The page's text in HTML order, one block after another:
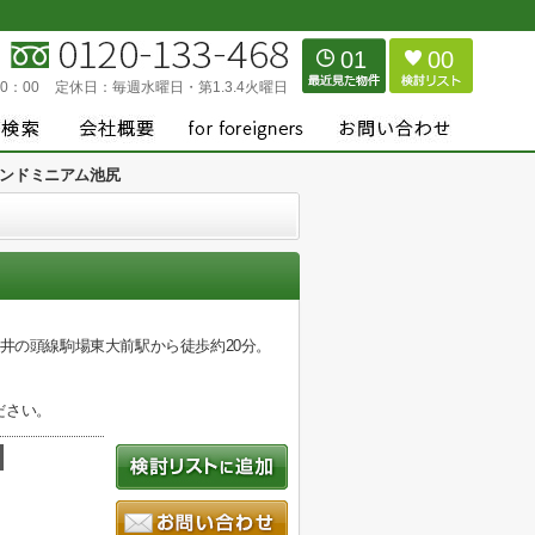
：00 定休日： 毎週水曜日・第1.3.4火曜日
01 00
ドミニアム池尻
頭線駒場東大前駅から徒歩約20分。
い。